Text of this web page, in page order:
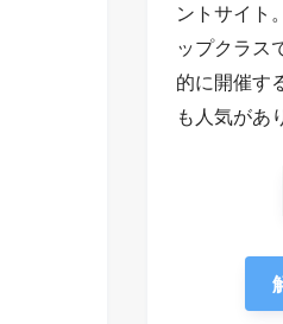
ントサイト
ップクラス
的に開催す
も人気があ